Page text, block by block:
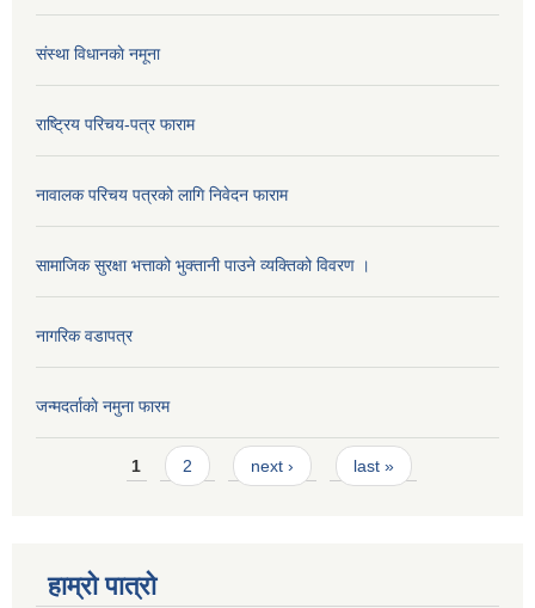
संस्था विधानकाे नमूना
राष्ट्रिय परिचय-पत्र फाराम
नावालक परिचय पत्रको लागि निवेदन फाराम
सामाजिक सुरक्षा भत्ताको भुक्तानी पाउने व्यक्तिको विवरण ।
नागरिक वडापत्र
जन्मदर्ताकाे नमुना फारम
Pages1 2 next › last »
हाम्रो पात्रो